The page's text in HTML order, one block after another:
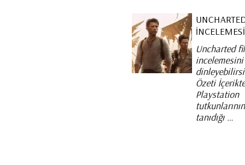
İNCELEMESI
Uncharted
Özeti
Playstation
tanıdığı …